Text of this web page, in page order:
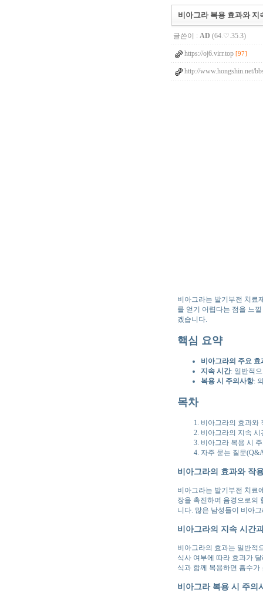
비아그라 복용 효과와 지
글쓴이 : AD (64.♡.35.3)
https://oj6.virr.top [97]
http://www.hongshin.net/
비아그라는 발기부전 치료
를 얻기 어렵다는 점을 느
겠습니다.
핵심 요약
비아그라의 주요 효
지속 시간: 일반적
복용 시 주의사항:
목차
비아그라의 효과와
비아그라의 지속
비아그라 복용 시
자주 묻는 질문
비아그라의 효과와 작
비아그라는 발기부전 치료
장을 촉진하여 음경으로의
니다. 많은 남성들이 비아
비아그라의 지속 시간
비아그라의 효과는 일반적
식사 여부에 따라 효과가
식과 함께 복용하면 흡수
비아그라 복용 시 주의